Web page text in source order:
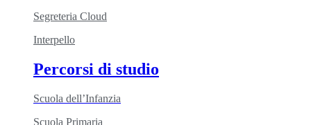
Segreteria Cloud
Interpello
Percorsi di studio
Scuola dell’Infanzia
Scuola Primaria